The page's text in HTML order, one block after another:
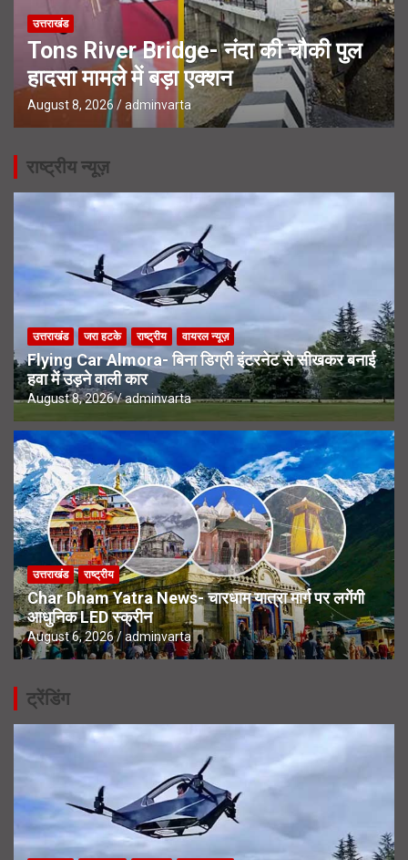
उत्तराखंड
Tons River Bridge- नंदा की चौकी पुल
हादसा मामले में बड़ा एक्शन
August 8, 2026 adminvarta
राष्ट्रीय न्यूज़
उत्तराखंड जरा हटके राष्ट्रीय वायरल न्यूज़
Flying Car Almora- बिना डिग्री इंटरनेट से सीखकर बनाई
हवा में उड़ने वाली कार
August 8, 2026 adminvarta
उत्तराखंड राष्ट्रीय
Char Dham Yatra News- चारधाम यात्रा मार्ग पर लगेंगी
आधुनिक LED स्क्रीन
August 6, 2026 adminvarta
ट्रेंडिंग